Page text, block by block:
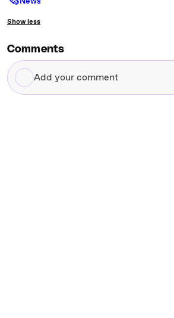
Show less
Comments
Add
your